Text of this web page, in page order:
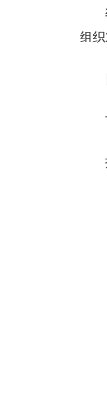
组
组
四
市
按